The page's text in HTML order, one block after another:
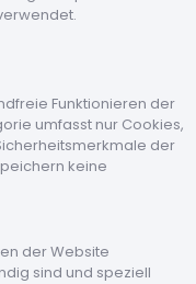
Funktionieren der
umfasst nur Cookies,
der
keine
der Website
sind und speziell